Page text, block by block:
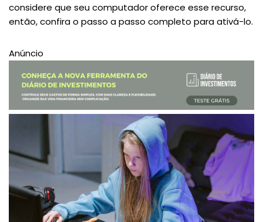
considere que seu computador oferece esse recurso,
então, confira o passo a passo completo para ativá-lo.
Anúncio